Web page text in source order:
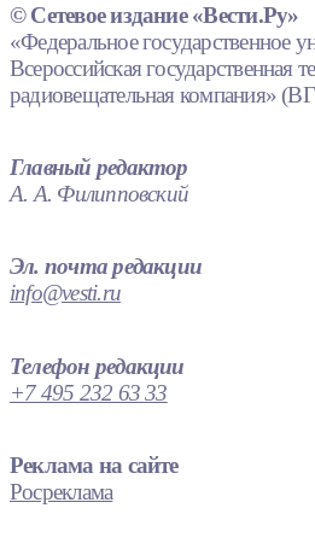
© Сетевое издание «Вести.Ру»
«Федеральное государственное
Всероссийская государственная
радиовещательная компания»
Главный редактор
А. А. Филипповский
Эл. почта редакции
info@vesti.ru
Телефон редакции
+7 495 232 63 33
Реклама на сайте
Росреклама